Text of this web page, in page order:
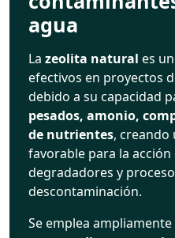
agua
La zeolita natural es
efectivos en proyectos
debido a su capacidad
pesados, amonio,
de nutrientes, creando
favorable para la
degradadores y
descontaminación.
Se emplea ampliamente